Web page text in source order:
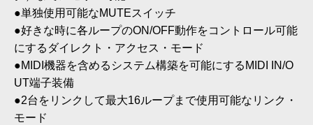
●単独使用可能なMUTEスイッチ
●好きな時に各ループのON/OFF動作をコントロール可能
にするダイレクト・アクセス・モード
●MIDI機器を含めるシステム構築を可能にするMIDI IN/O
UT端子装備
●2台をリンクして最大16ループまで使用可能なリンク・
モード